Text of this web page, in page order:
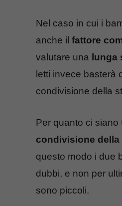
Nel caso in cui i
anche il fattore
valutare una lunga
letti invece basterà
condivisione della
Per quanto ci
condivisione della
questo modo i due
dubbi, e non per
sono piccoli.